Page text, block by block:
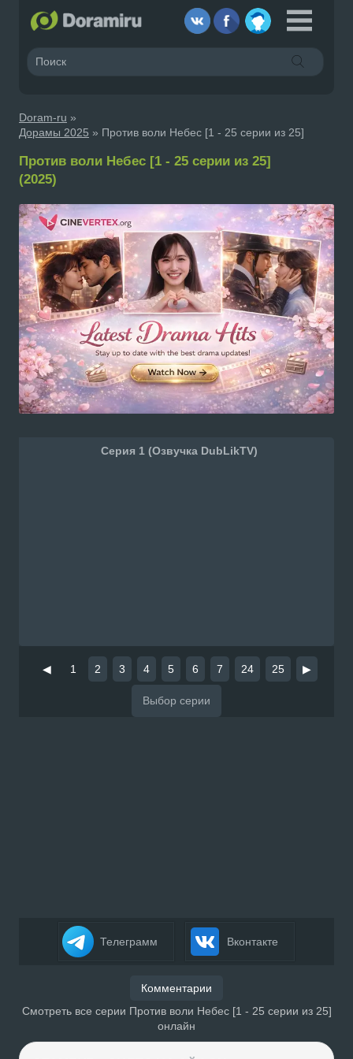
Doram-ru »
Дорамы 2025 » Против воли Небес [1 - 25 серии из 25]
Против воли Небес [1 - 25 серии из 25]
(2025)
Серия 1 (Озвучка DubLikTV)
◀ 1 2 3 4 5 6 7 24 25 ▶
Телеграмм Вконтакте
Комментарии
Смотреть все серии Против воли Небес [1 - 25 серии из 25]
онлайн